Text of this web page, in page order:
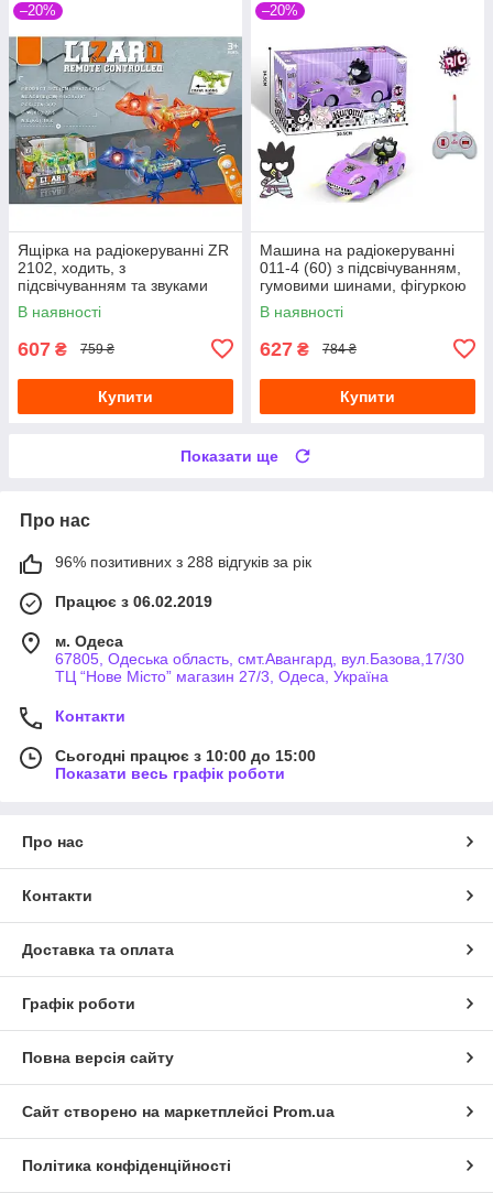
–20%
Ящірка на радіокеруванні ZR
2102, ходить, з
підсвічуванням та звуками
В наявності
607 ₴ 759 ₴
Купити
–20%
Машина на радіокеруванні
011-4 (60) з підсвічуванням,
гумовими шинами, фігуркою
героя
В наявності
627 ₴ 784 ₴
Купити
Показати ще
Про нас
96% позитивних з 288 відгуків за рік
Працює з 06.02.2019
м. Одеса
67805, Одеська область, смт.Авангард, вул.Базова,17/30
ТЦ “Нове Місто” магазин 27/3, Одеса, Україна
Контакти
Сьогодні працює з 10:00 до 15:00
Показати весь графік роботи
Про нас
Контакти
Доставка та оплата
Графік роботи
Повна версія сайту
Сайт створено на маркетплейсі Prom.ua
Політика конфіденційності